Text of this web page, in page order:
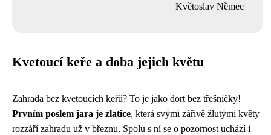
Květoslav Němec
Kvetoucí keře a doba jejich květu
Zahrada bez kvetoucích keřů? To je jako dort bez třešničky!
Prvním poslem jara je zlatice, která svými zářivě žlutými květy
rozzáří zahradu už v březnu. Spolu s ní se o pozornost uchází i